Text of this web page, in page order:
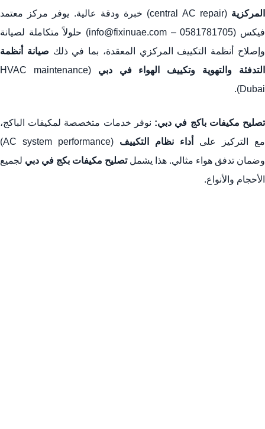
المركزية
(central AC repair) خبرة ودقة عالية. يوفر مركز معتمد
فيكس (0581781705 – info@fixinuae.com) حلولاً متكاملة لصيانة
وإصلاح أنظمة التكييف المركزي المعقدة، بما في ذلك صيانة أنظمة
التدفئة والتهوية وتكييف الهواء في دبي
(HVAC maintenance
Dubai).
تصليح مكيفات باكج في دبي: نوفر خدمات متخصصة لمكيفات الباكج،
مع التركيز على
أداء نظام التكييف
(AC system performance)
وضمان تدفق هواء مثالي. هذا يشملتصليح مكيفات بكج في دبي لجميع
الأحجام والأنواع.